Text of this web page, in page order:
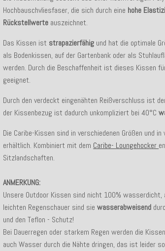
Hochbauschvliesfaser, die sich durch eine hohe
Rückstellwerte auszeichnet.
Das Kissen ist strapazierfähig und hat die optimale
als Bodenkissen, auf der Gartenbank oder als
werden. Durch die Beschaffenheit ist dieses Kissen
geeignet.
Durch den verdeckt eingenähten Reißverschluss ist
der Kissenbezug ist dadurch unkompliziert bei 40°C
Die Caribe-Kissen sind in verschiedenen Größen und in
erhältlich. Kombiniert mit dem Caribe- Loungehocker
Sitzlandschaften.
ANMERKUNG:
Unsere Outdoor Kissen sind nicht 100% wasserdicht,
leichten Regenschauer sind siewasserabweisend
und den Teflon - Schutz!
Bei Dauerregen oder starkem Regen werden die
auch Wasser durch die Nähte dringen, das ist leider